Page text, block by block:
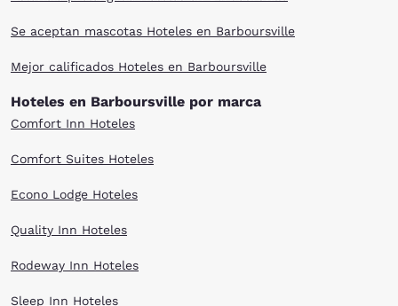
Se aceptan mascotas Hoteles en Barboursville
Mejor calificados Hoteles en Barboursville
Hoteles en Barboursville por marca
Comfort Inn Hoteles
Comfort Suites Hoteles
Econo Lodge Hoteles
Quality Inn Hoteles
Rodeway Inn Hoteles
Sleep Inn Hoteles